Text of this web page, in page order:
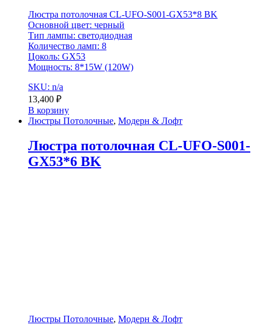
Люстра потолочная CL-UFO-S001-GX53*8 BK
Основной цвет: черный
Тип лампы: светодиодная
Количество ламп: 8
Цоколь: GX53
Мощность: 8*15W (120W)
SKU: n/a
13,400 ₽
В корзину
Люстры Потолочные, Модерн & Лофт
Люстра потолочная CL-UFO-S001-
GX53*6 BK
Люстры Потолочные, Модерн & Лофт